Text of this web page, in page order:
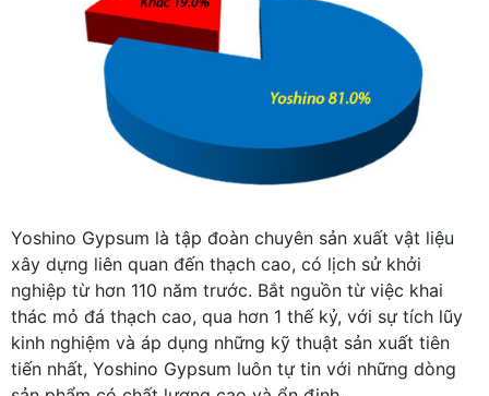
Yoshino Gypsum là tập đoàn chuyên sản xuất vật liệu
xây dựng liên quan đến thạch cao, có lịch sử khởi
nghiệp từ hơn 110 năm trước. Bắt nguồn từ việc khai
thác mỏ đá thạch cao, qua hơn 1 thế kỷ, với sự tích lũy
kinh nghiệm và áp dụng những kỹ thuật sản xuất tiên
tiến nhất, Yoshino Gypsum luôn tự tin với những dòng